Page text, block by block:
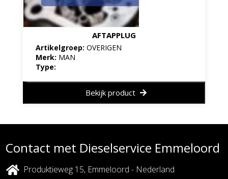
AFTAPPLUG
Artikelgroep: OVERIGEN
Merk: MAN
Type:
Bekijk product
Contact met Dieselservice Emmeloord
Produktieweg 15, Emmeloord - Nederland